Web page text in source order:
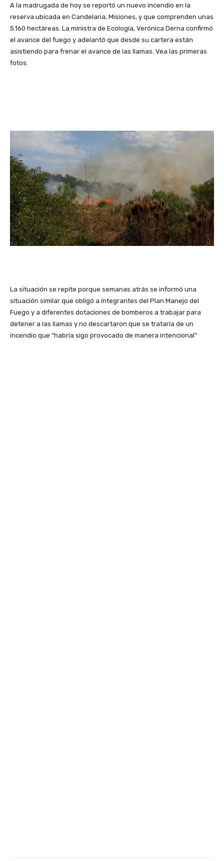
A la madrugada de hoy se reportó un nuevo incendio en la
reserva ubicada en Candelaria, Misiones, y que comprenden unas
5.160 hectáreas. La ministra de Ecología, Verónica Derna confirmó
el avance del fuego y adelantó que desde su cartera están
asistiendo para frenar el avance de las llamas. Vea las primeras
fotos.
La situación se repite porque semanas atrás se informó una
situación similar que obligó a integrantes del Plan Manejo del
Fuego y a diferentes dotaciones de bomberos a trabajar para
detener a las llamas y no descartaron que se trataría de un
incendio que “habría sigo provocado de manera intencional”